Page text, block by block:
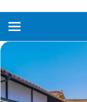
ス
ッ
プ
を
旅
に